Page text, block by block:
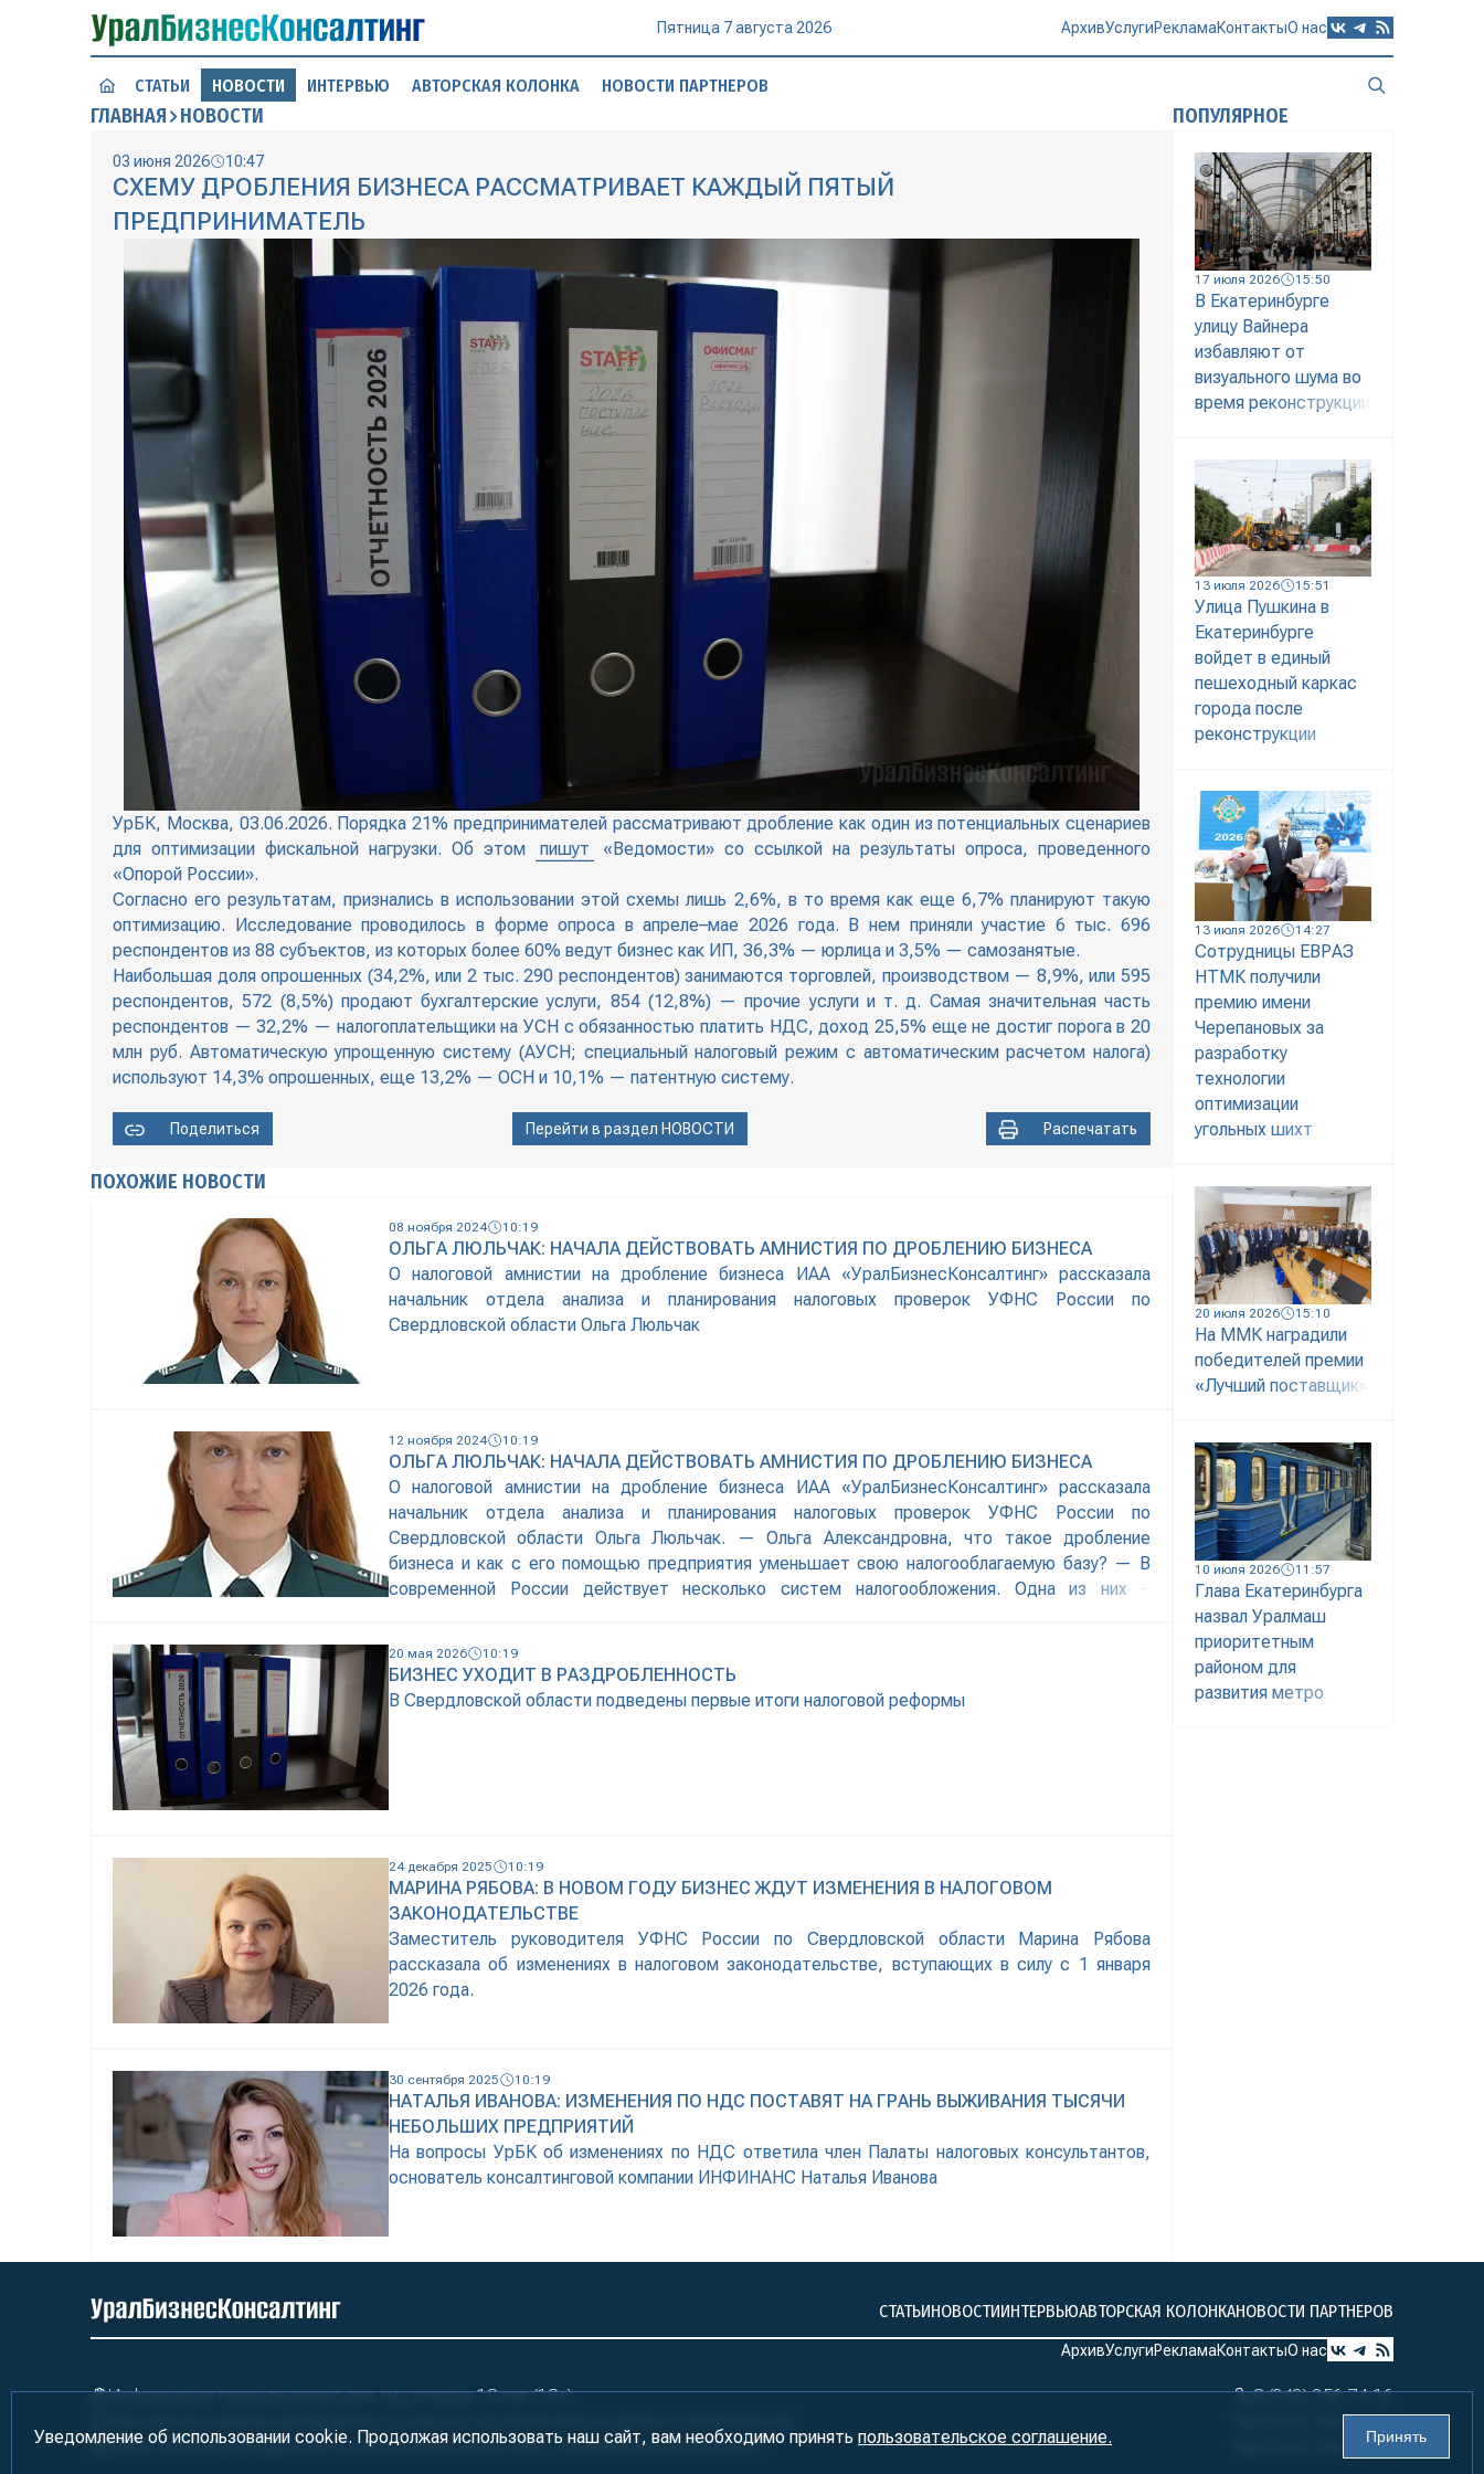
Пятница 7 августа 2026 АрхивУслугиРекламаКонтактыО нас
СТАТЬИ НОВОСТИ ИНТЕРВЬЮ АВТОРСКАЯ КОЛОНКА НОВОСТИ ПАРТНЕРОВ
ГЛАВНАЯ НОВОСТИ
03 июня 2026 10:47
СХЕМУ ДРОБЛЕНИЯ БИЗНЕСА РАССМАТРИВАЕТ КАЖДЫЙ ПЯТЫЙ
ПРЕДПРИНИМАТЕЛЬ
УрБК, Москва, 03.06.2026. Порядка 21% предпринимателей рассматривают дробление как один из потенциальных сценариев
для оптимизации фискальной нагрузки. Об этом
пишут
«Ведомости» со ссылкой на результаты опроса, проведенного
«Опорой России».
Согласно его результатам, признались в использовании этой схемы лишь 2,6%, в то время как еще 6,7% планируют такую
оптимизацию. Исследование проводилось в форме опроса в апреле–мае 2026 года. В нем приняли участие 6 тыс. 696
респондентов из 88 субъектов, из которых более 60% ведут бизнес как ИП, 36,3% — юрлица и 3,5% — самозанятые.
Наибольшая доля опрошенных (34,2%, или 2 тыс. 290 респондентов) занимаются торговлей, производством — 8,9%, или 595
респондентов, 572 (8,5%) продают бухгалтерские услуги, 854 (12,8%) — прочие услуги и т. д. Самая значительная часть
респондентов — 32,2% — налогоплательщики на УСН с обязанностью платить НДС, доход 25,5% еще не достиг порога в 20
млн руб. Автоматическую упрощенную систему (АУСН; специальный налоговый режим с автоматическим расчетом налога)
используют 14,3% опрошенных, еще 13,2% — ОСН и 10,1% — патентную систему.
Поделиться Перейти в раздел НОВОСТИ Распечатать
ПОХОЖИЕ НОВОСТИ
08 ноября 2024 10:19
ОЛЬГА ЛЮЛЬЧАК: НАЧАЛА ДЕЙСТВОВАТЬ АМНИСТИЯ ПО ДРОБЛЕНИЮ БИЗНЕСА
О налоговой амнистии на дробление бизнеса ИАА «УралБизнесКонсалтинг» рассказала
начальник отдела анализа и планирования налоговых проверок УФНС России по
Свердловской области Ольга Люльчак
12 ноября 2024 10:19
ОЛЬГА ЛЮЛЬЧАК: НАЧАЛА ДЕЙСТВОВАТЬ АМНИСТИЯ ПО ДРОБЛЕНИЮ БИЗНЕСА
О налоговой амнистии на дробление бизнеса ИАА «УралБизнесКонсалтинг» рассказала
начальник отдела анализа и планирования налоговых проверок УФНС России по
Свердловской области Ольга Люльчак. — Ольга Александровна, что такое дробление
бизнеса и как с его помощью предприятия уменьшает свою налогооблагаемую базу? — В
современной России действует несколько систем налогообложения. Одна из них –
(организации, ИП) платят один
20 мая 2026 10:19
БИЗНЕС УХОДИТ В РАЗДРОБЛЕННОСТЬ
В Свердловской области подведены первые итоги налоговой реформы
24 декабря 2025 10:19
МАРИНА РЯБОВА: В НОВОМ ГОДУ БИЗНЕС ЖДУТ ИЗМЕНЕНИЯ В НАЛОГОВОМ
ЗАКОНОДАТЕЛЬСТВЕ
Заместитель руководителя УФНС России по Свердловской области Марина Рябова
рассказала об изменениях в налоговом законодательстве, вступающих в силу с 1 января
2026 года.
30 сентября 2025 10:19
НАТАЛЬЯ ИВАНОВА: ИЗМЕНЕНИЯ ПО НДС ПОСТАВЯТ НА ГРАНЬ ВЫЖИВАНИЯ ТЫСЯЧИ
НЕБОЛЬШИХ ПРЕДПРИЯТИЙ
На вопросы УрБК об изменениях по НДС ответила член Палаты налоговых консультантов,
основатель консалтинговой компании ИНФИНАНС Наталья Иванова
ПОПУЛЯРНОЕ
17 июля 2026 15:50
В Екатеринбурге
улицу Вайнера
избавляют от
визуального шума во
время реконструкции
13 июля 2026 15:51
Улица Пушкина в
Екатеринбурге
войдет в единый
пешеходный каркас
города после
реконструкции
13 июля 2026 14:27
Сотрудницы ЕВРАЗ
НТМК получили
премию имени
Черепановых за
разработку
технологии
оптимизации
угольных шихт
20 июля 2026 15:10
На ММК наградили
победителей премии
«Лучший поставщик»
10 июля 2026 11:57
Глава Екатеринбурга
назвал Уралмаш
приоритетным
районом для
развития метро
СТАТЬИНОВОСТИИНТЕРВЬЮАВТОРСКАЯ КОЛОНКАНОВОСТИ ПАРТНЕРОВ
АрхивУслугиРекламаКонтактыО нас
Информация предназначена для лиц старше 18 лет (18+)
2000-2026Информационно-аналитическое агентство «УралБизнесКонсалтинг»
8 (343) 356-74-16
8 (343) 356-74-17
8 (343) 356-74-18
Уведомление об использовании cookie. Продолжая использовать наш сайт, вам необходимо принять пользовательское соглашение. Принять